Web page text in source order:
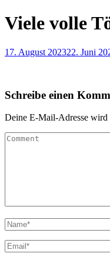
Viele volle
17. August 202322. Juni
Schreibe einen
Deine E-Mail-Adresse